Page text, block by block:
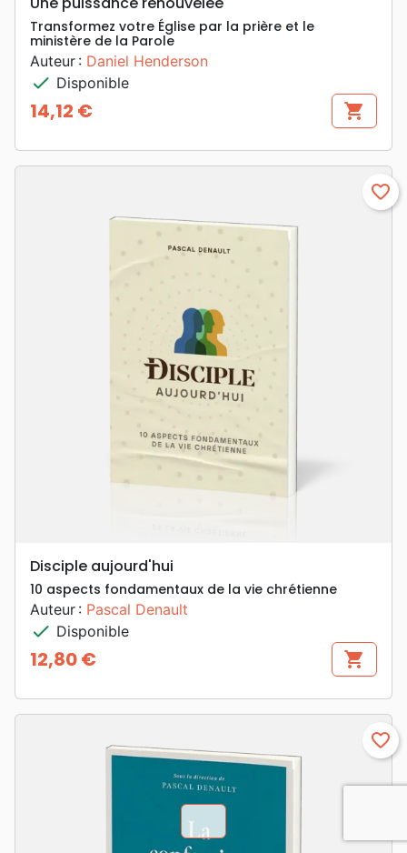
Transformez votre Église par la prière et le
ministère de la Parole
Auteur : Daniel Henderson
check Disponible
Prix
14,12 € shopping_cart
favorite_border
Disciple aujourd'hui
10 aspects fondamentaux de la vie chrétienne
Auteur : Pascal Denault
check Disponible
Prix
12,80 € shopping_cart
favorite_border